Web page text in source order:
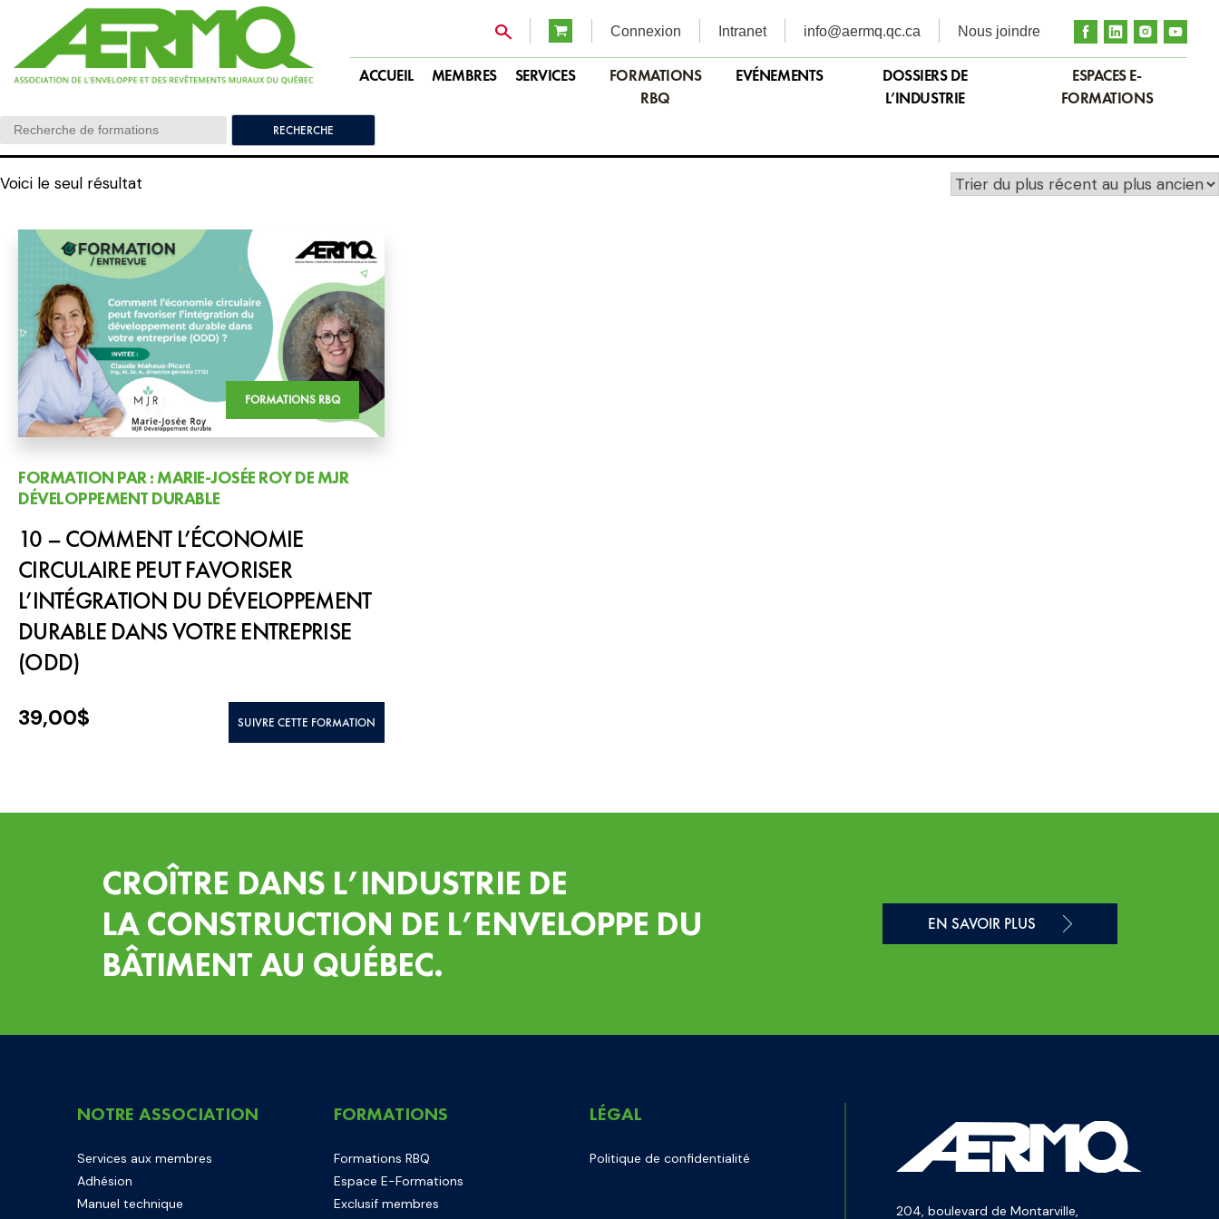
content
Connexion Intranet info@aermq.qc.ca Nous joindre
ACCUEIL MEMBRES SERVICES
FORMATIONS
RBQ
EVÉNEMENTS
DOSSIERS DE
L’INDUSTRIE
ESPACES E-
FORMATIONS
Search:
Voici le seul résultat
FORMATIONS RBQ
FORMATION PAR : MARIE-JOSÉE ROY DE MJR
DÉVELOPPEMENT DURABLE
10 – COMMENT L’ÉCONOMIE
CIRCULAIRE PEUT FAVORISER
L’INTÉGRATION DU DÉVELOPPEMENT
DURABLE DANS VOTRE ENTREPRISE
(ODD)
39,00$ SUIVRE CETTE FORMATION
CROÎTRE DANS L’INDUSTRIE DE
LA CONSTRUCTION DE L’ENVELOPPE DU
BÂTIMENT AU QUÉBEC.
EN SAVOIR PLUS
NOTRE ASSOCIATION
Services aux membres
Adhésion
Manuel technique
FORMATIONS
Formations RBQ
Espace E-Formations
Exclusif membres
LÉGAL
Politique de confidentialité
204, boulevard de Montarville,